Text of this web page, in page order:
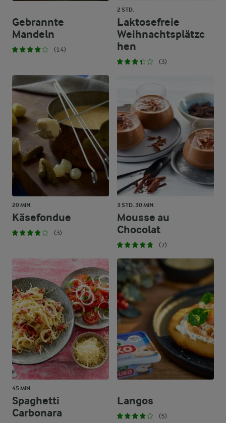
Gebrannte
Mandeln
(14)
2 STD.
Laktosefreie
Weihnachtsplätzc
hen
(3)
20 MIN.
Käsefondue
(3)
3 STD. 30 MIN.
Mousse au
Chocolat
(7)
45 MIN.
Spaghetti
Carbonara
Langos
(5)